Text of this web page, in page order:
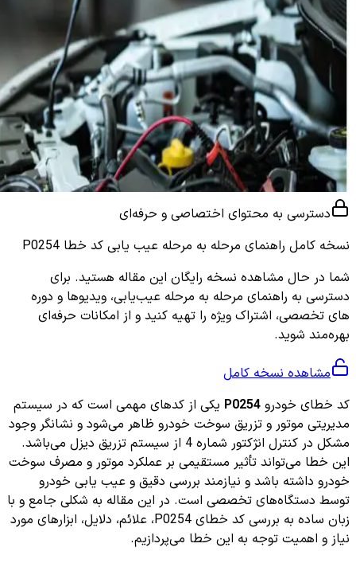
دسترسی به محتوای اختصاصی و حرفه‌ای
نسخه کامل راهنمای مرحله به مرحله عیب یابی کد خطا P0254
شما در حال مشاهده نسخه رایگان این مقاله هستید. برای
دسترسی به راهنمای مرحله به مرحله عیب‌یابی، ویدیوها و دوره
های تخصصی، اشتراک ویژه را تهیه کنید و از امکانات حرفه‌ای
بهره‌مند شوید.
مشاهده نسخه کامل
کد خطای خودرو P0254 یکی از کدهای مهمی است که در سیستم
مدیریتی موتور و تزریق سوخت خودرو ظاهر می‌شود و نشانگر وجود
مشکل در کنترل انژکتور شماره 4 از سیستم تزریق دیزل می‌باشد.
این خطا می‌تواند تأثیر مستقیمی بر عملکرد موتور و مصرف سوخت
خودرو داشته باشد و نیازمند بررسی دقیق و عیب یابی خودرو
توسط دستگاه‌های تخصصی است. در این مقاله به شکلی جامع و با
زبان ساده به بررسی کد خطای P0254، علائم، دلایل، ابزارهای مورد
نیاز و اهمیت توجه به این خطا می‌پردازیم.